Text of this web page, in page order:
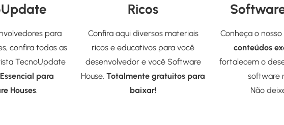
para
confira todas as
TecnoUpdate
para
Houses
Ricos
Confira aqui diversos materiais
ricos e educativos para você
desenvolvedor e você Software
House. Totalmente gratuitos para
baixar!
Conheça o
conteúdos
fortalecem o
software
Não